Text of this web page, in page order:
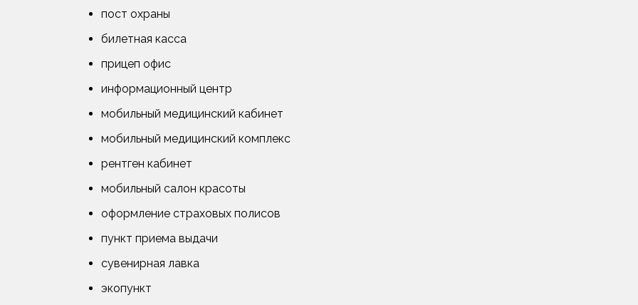
пост охраны
билетная касса
прицеп офис
информационный центр
мобильный медицинский кабинет
мобильный медицинский комплекс
рентген кабинет
мобильный салон красоты
оформление страховых полисов
пункт приема выдачи
сувенирная лавка
экопункт